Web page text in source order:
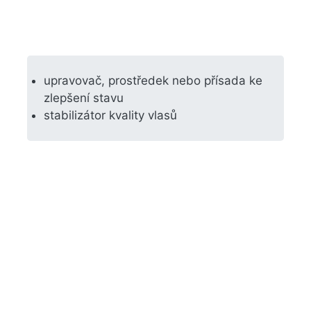
upravovač, prostředek nebo přísada ke
zlepšení stavu
stabilizátor kvality vlasů